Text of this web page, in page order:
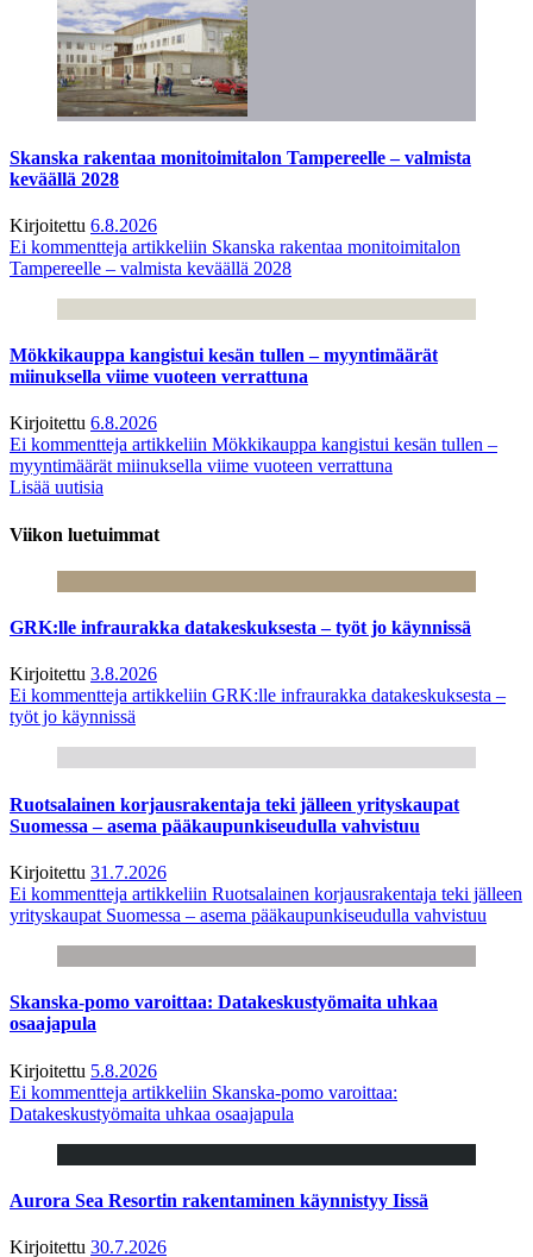
Skanska rakentaa monitoimitalon Tampereelle – valmista
keväällä 2028
Kirjoitettu 6.8.2026
Ei kommentteja artikkeliin Skanska rakentaa monitoimitalon
Tampereelle – valmista keväällä 2028
Mökkikauppa kangistui kesän tullen – myyntimäärät
miinuksella viime vuoteen verrattuna
Kirjoitettu 6.8.2026
Ei kommentteja artikkeliin Mökkikauppa kangistui kesän tullen –
myyntimäärät miinuksella viime vuoteen verrattuna
Lisää uutisia
Viikon luetuimmat
GRK:lle infraurakka datakeskuksesta – työt jo käynnissä
Kirjoitettu 3.8.2026
Ei kommentteja artikkeliin GRK:lle infraurakka datakeskuksesta –
työt jo käynnissä
Ruotsalainen korjausrakentaja teki jälleen yrityskaupat
Suomessa – asema pääkaupunkiseudulla vahvistuu
Kirjoitettu 31.7.2026
Ei kommentteja artikkeliin Ruotsalainen korjausrakentaja teki jälleen
yrityskaupat Suomessa – asema pääkaupunkiseudulla vahvistuu
Skanska-pomo varoittaa: Datakeskustyömaita uhkaa
osaajapula
Kirjoitettu 5.8.2026
Ei kommentteja artikkeliin Skanska-pomo varoittaa:
Datakeskustyömaita uhkaa osaajapula
Aurora Sea Resortin rakentaminen käynnistyy Iissä
Kirjoitettu 30.7.2026